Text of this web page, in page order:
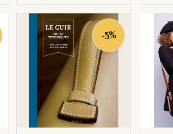
différences entre les différents types
4. Inspiration
Les livres sur le travail du cuir
pages, vous pourrez trouver des
créations. Ils vous guideront
personnalisation de vos articles en cuir.
5. Techniques avancées
-5%